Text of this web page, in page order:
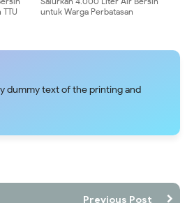
untuk Warga Perbatasan
dummy text of the printing and
Previous Post